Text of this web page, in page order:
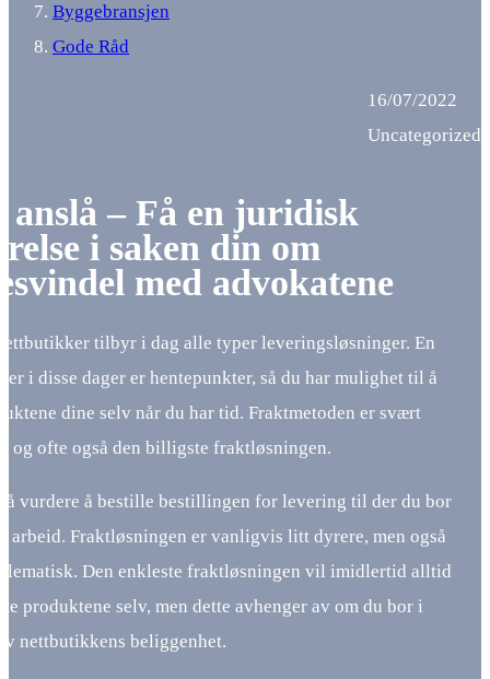
Byggebransjen
Gode Råd
16/07/2022
Uncategorized
anslå – Få en juridisk
i saken din om
med advokatene
tilbyr i dag alle typer leveringsløsninger. En
i disse dager er hentepunkter, så du har mulighet til å
dine selv når du har tid. Fraktmetoden er svært
og ofte også den billigste fraktløsningen.
vurdere å bestille bestillingen for levering til der du bor
arbeid. Fraktløsningen er vanligvis litt dyrere, men også
Den enkleste fraktløsningen vil imidlertid alltid
produktene selv, men dette avhenger av om du bor i
nettbutikkens beliggenhet.